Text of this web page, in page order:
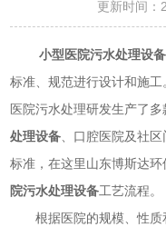
更新时间：
小型医院污水处理设备
标准、规范进行设计和施
医院污水处理研发生产了
处理设备 、口腔医院及社
标准，在这里山东博斯达
院污水处理设备工艺流程。
根据医院的规模、性质